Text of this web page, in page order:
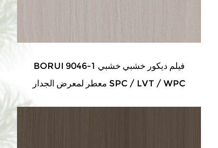
BORUI 9046-1 فيلم ديكور خشبي خشبي
معطر لمعرض الجدار SPC / LVT / WPC